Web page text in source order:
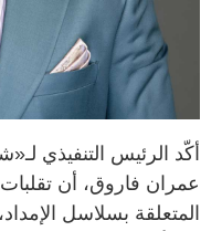
أكّد الرئيس التنفيذي
عمران فاروق، أن تقلبات
المتعلقة بسلاسل